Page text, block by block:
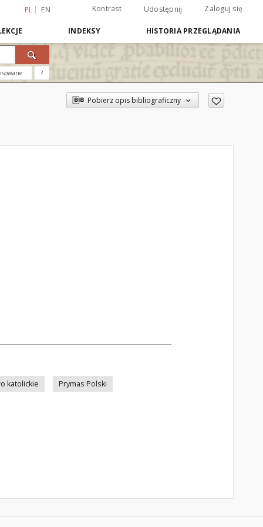
PL EN Kontrast Udostępnij Zaloguj się
INDEKSY HISTORIA PRZEGLĄDANIA
?
Pobierz opis bibliograficzny
katolickie
Prymas Polski